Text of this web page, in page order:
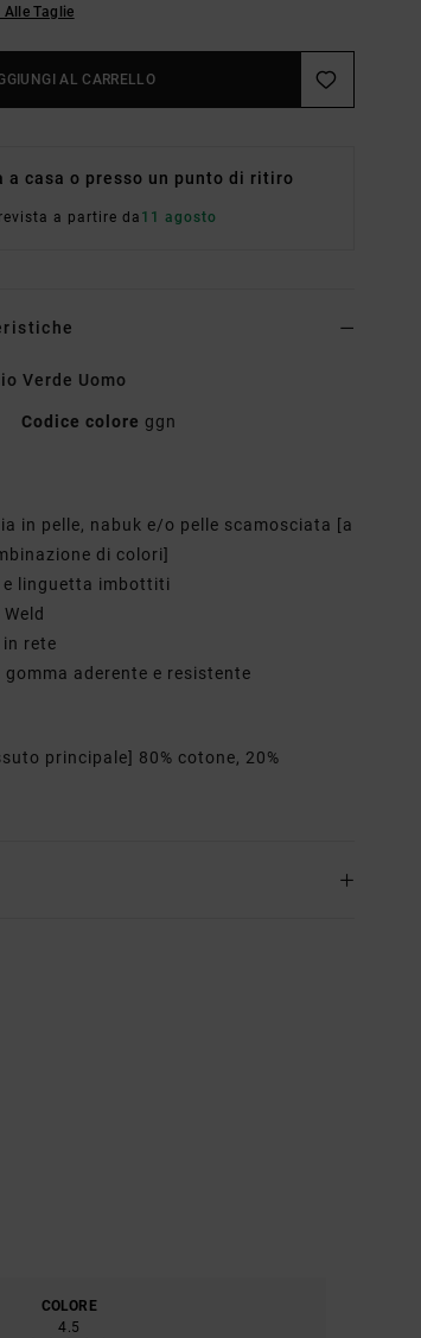
Taglie
AL CARRELLO
a casa o presso un punto di ritiro
a partire da 11 agosto
Verde Uomo
Codice colore ggn
in pelle, nabuk e/o pelle scamosciata [a
di colori]
e linguetta imbottiti
rete
gomma aderente e resistente
principale] 80% cotone, 20%
COLORE
4.5